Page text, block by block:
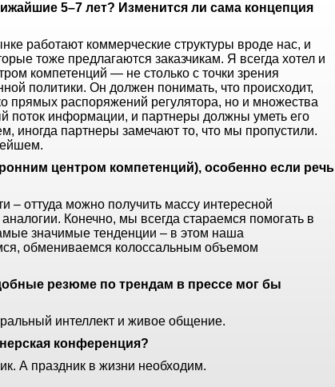
5–7 лет? Изменится ли сама концепция
работают коммерческие структуры вроде нас, и
тоже предлагаются заказчикам. Я всегда хотел и
компетенций — не столько с точки зрения
политики. Он должен понимать, что происходит,
прямых распоряжений регулятора, но и множества
поток информации, и партнеры должны уметь его
иногда партнеры замечают то, что мы пропустили.
центром компетенций), особенно если речь
– оттуда можно получить массу интересной
Конечно, мы всегда стараемся помогать в
значимые тенденции – в этом наша
обмениваемся колоссальным объемом
резюме по трендам в прессе мог бы
интеллект и живое общение.
конференция?
А праздник в жизни необходим.